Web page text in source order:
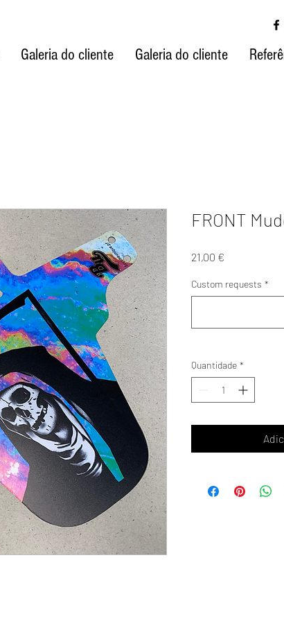
Galeria do cliente Galeria do cliente
FRONT
21,00 €
Custom requests *
Quantidade *